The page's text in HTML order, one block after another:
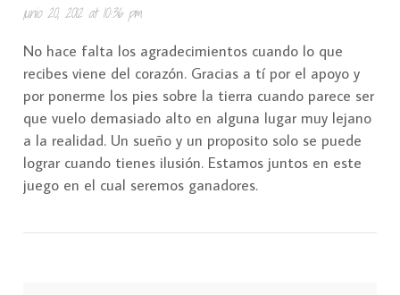
junio 20, 2012 at 10:36 pm
No hace falta los agradecimientos cuando lo que
recibes viene del corazón. Gracias a tí por el apoyo y
por ponerme los pies sobre la tierra cuando parece ser
que vuelo demasiado alto en alguna lugar muy lejano
a la realidad. Un sueño y un proposito solo se puede
lograr cuando tienes ilusión. Estamos juntos en este
juego en el cual seremos ganadores.